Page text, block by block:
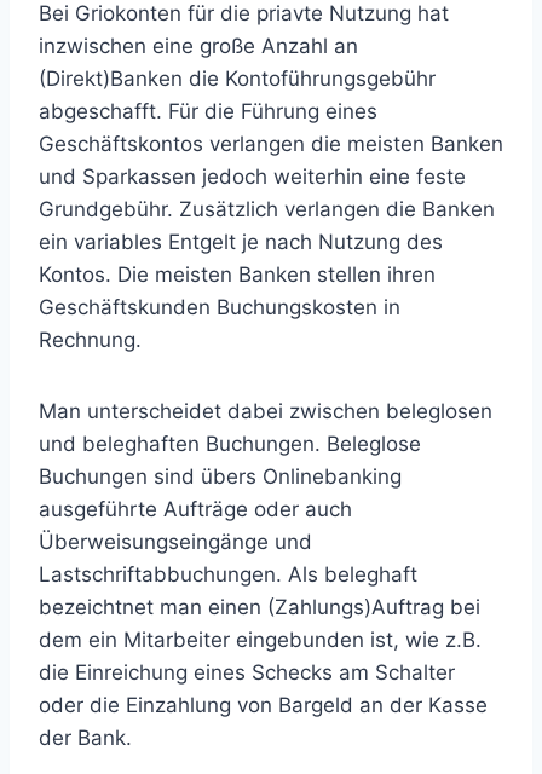
Bei Griokonten für die priavte Nutzung hat
inzwischen eine große Anzahl an
(Direkt)Banken die Kontoführungsgebühr
abgeschafft. Für die Führung eines
Geschäftskontos verlangen die meisten Banken
und Sparkassen jedoch weiterhin eine feste
Grundgebühr. Zusätzlich verlangen die Banken
ein variables Entgelt je nach Nutzung des
Kontos. Die meisten Banken stellen ihren
Geschäftskunden Buchungskosten in
Rechnung.
Man unterscheidet dabei zwischen beleglosen
und beleghaften Buchungen. Beleglose
Buchungen sind übers Onlinebanking
ausgeführte Aufträge oder auch
Überweisungseingänge und
Lastschriftabbuchungen. Als beleghaft
bezeichtnet man einen (Zahlungs)Auftrag bei
dem ein Mitarbeiter eingebunden ist, wie z.B.
die Einreichung eines Schecks am Schalter
oder die Einzahlung von Bargeld an der Kasse
der Bank.